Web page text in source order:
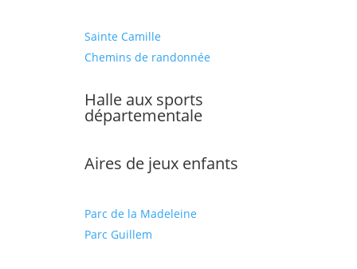
Sainte Camille
Chemins de randonnée
Halle aux sports
départementale
Aires de jeux enfants
Parc de la Madeleine
Parc Guillem